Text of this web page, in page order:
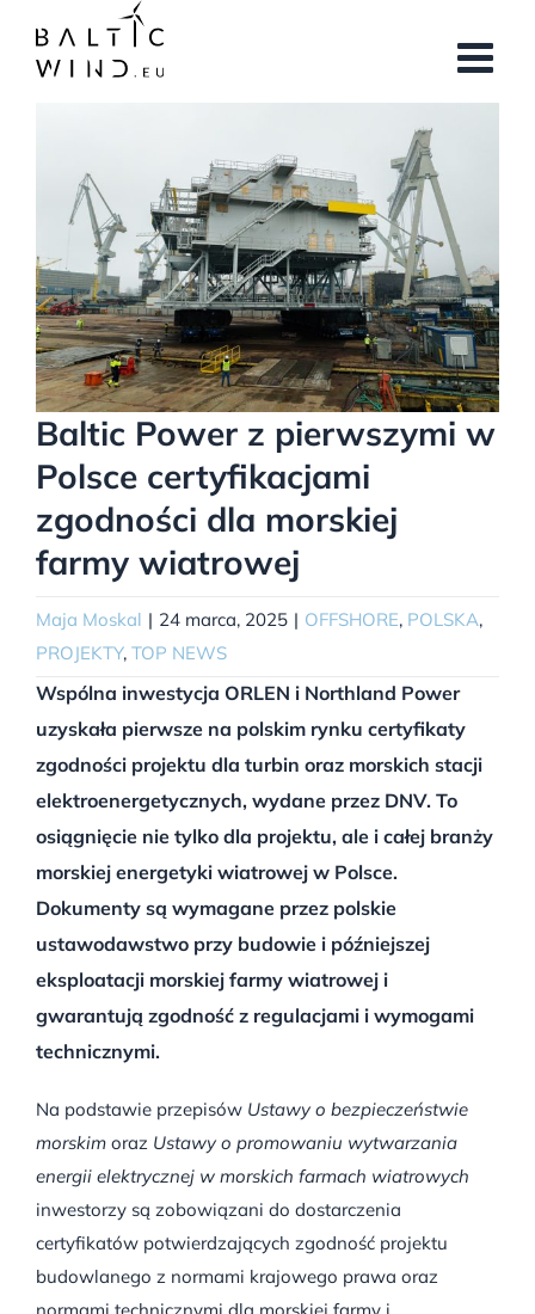
zawartości
obrazek
Baltic Power z pierwszymi w
Polsce certyfikacjami
zgodności dla morskiej
farmy wiatrowej
Maja Moskal | 24 marca, 2025 | OFFSHORE, POLSKA,
PROJEKTY, TOP NEWS
Wspólna inwestycja ORLEN i Northland Power
uzyskała pierwsze na polskim rynku certyfikaty
zgodności projektu dla turbin oraz morskich stacji
elektroenergetycznych, wydane przez DNV. To
osiągnięcie nie tylko dla projektu, ale i całej branży
morskiej energetyki wiatrowej w Polsce.
Dokumenty są wymagane przez polskie
ustawodawstwo przy budowie i późniejszej
eksploatacji morskiej farmy wiatrowej i
gwarantują zgodność z regulacjami i wymogami
technicznymi.
Na podstawie przepisów Ustawy o bezpieczeństwie
morskim oraz Ustawy o promowaniu wytwarzania
energii elektrycznej w morskich farmach wiatrowych
inwestorzy są zobowiązani do dostarczenia
certyfikatów potwierdzających zgodność projektu
budowlanego z normami krajowego prawa oraz